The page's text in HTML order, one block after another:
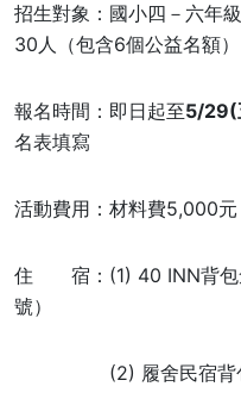
招生對象：國小四－六年
30人（包含6個公益名額）
報名時間：即日起至5/29(
名表填寫
活動費用：材料費5,000
住 宿：(1) 40 INN背包
號）
(2) 履舍民宿背包棧